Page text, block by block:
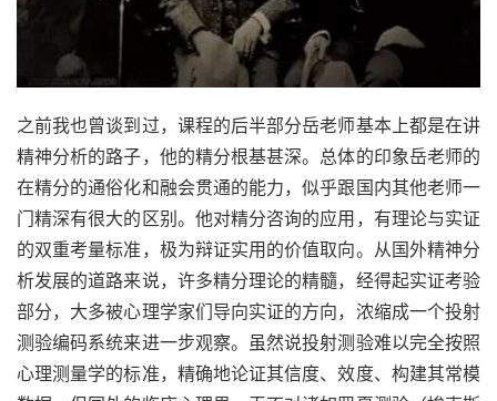
之前我也曾谈到过，课程的后半部分岳老师基本上都是在讲
精神分析的路子，他的精分根基甚深。总体的印象岳老师的
在精分的通俗化和融会贯通的能力，似乎跟国内其他老师一
门精深有很大的区别。他对精分咨询的应用，有理论与实证
的双重考量标准，极为辩证实用的价值取向。从国外精神分
析发展的道路来说，许多精分理论的精髓，经得起实证考验
部分，大多被心理学家们导向实证的方向，浓缩成一个投射
测验编码系统来进一步观察。虽然说投射测验难以完全按照
心理测量学的标准，精确地论证其信度、效度、构建其常模